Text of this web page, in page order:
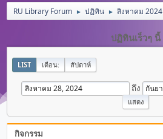
RU Library Forum ► ปฏิทิน ► สิงหาคม 2024
ปฏิทินเร็วๆ นี้
LIST เดือน: สัปดาห์
ถึง
กิจกรรม